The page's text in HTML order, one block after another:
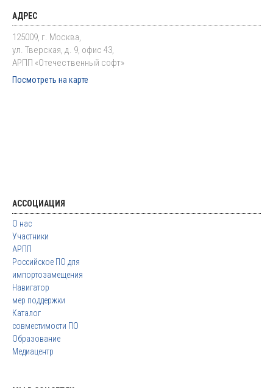
АДРЕС
125009, г. Москва,
ул. Тверская, д. 9, офис 43,
АРПП «Отечественный софт»
Посмотреть на карте
АССОЦИАЦИЯ
О нас
Участники
АРПП
Российское ПО для
импортозамещения
Навигатор
мер поддержки
Каталог
совместимости ПО
Образование
Медиацентр